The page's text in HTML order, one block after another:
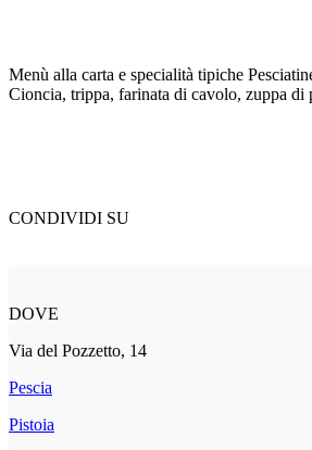
Menù alla carta e specialità tipiche
Cioncia, trippa, farinata di cavolo, zuppa di
CONDIVIDI SU
DOVE
Via del Pozzetto, 14
Pescia
Pistoia